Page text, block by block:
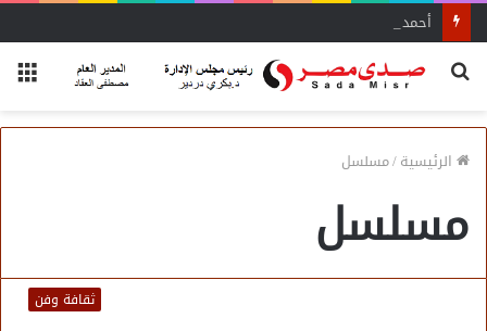
أحمد زكي: مبادرة “مصر تنطلق بالتصدير”
بحث
الرئيسية/مسلسل
مسلسل
ثقافة وفن